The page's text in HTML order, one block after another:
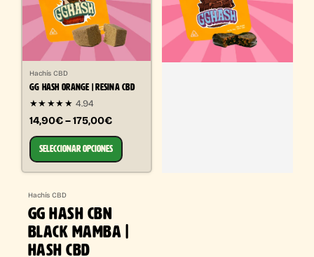
Hachís CBD
GG HASH ORANGE | RESINA CBD
★★★★★ 4.94
14,90€ – 175,00€
SELECCIONAR OPCIONES
Hachís CBD
GG HASH CBN
BLACK MAMBA |
HASH CBD